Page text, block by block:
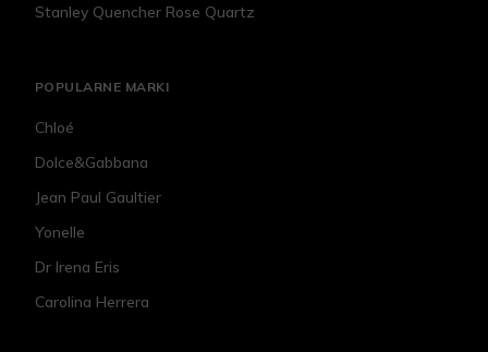
Stanley Quencher Rose Quartz
POPULARNE MARKI
Chloé
Dolce&Gabbana
Jean Paul Gaultier
Yonelle
Dr Irena Eris
Carolina Herrera